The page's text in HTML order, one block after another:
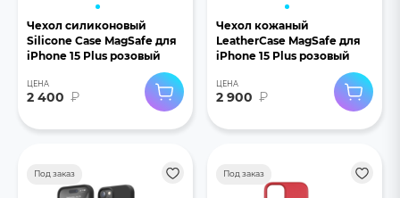
Чехол силиконовый
Silicone Case MagSafe для
iPhone 15 Plus розовый
ЦЕНА
2 400 ₽
Чехол кожаный
LeatherCase MagSafe для
iPhone 15 Plus розовый
ЦЕНА
2 900 ₽
Под заказ Под заказ